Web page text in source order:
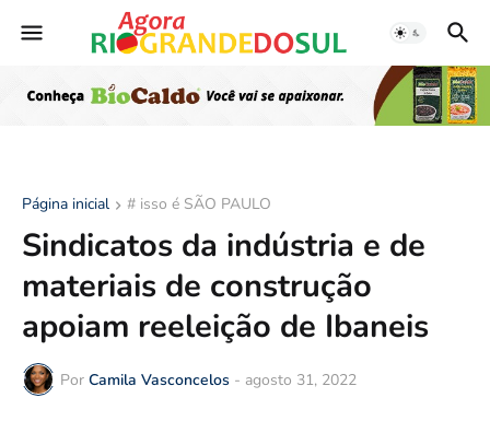
Página inicial # isso é SÃO PAULO
Sindicatos da indústria e de
materiais de construção
apoiam reeleição de Ibaneis
Por Camila Vasconcelos - agosto 31, 2022